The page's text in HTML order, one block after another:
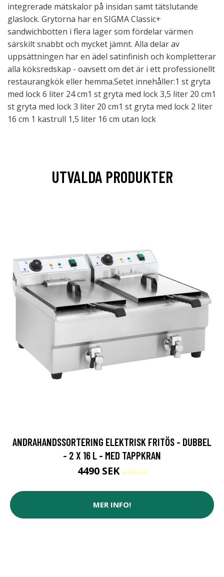
integrerade mätskalor på insidan samt tätslutande
glaslock. Grytorna har en SIGMA Classic+
sandwichbotten i flera lager som fördelar värmen
särskilt snabbt och mycket jämnt. Alla delar av
uppsättningen har en ädel satinfinish och kompletterar
alla köksredskap - oavsett om det är i ett professionellt
restaurangkök eller hemma.Setet innehåller:1 st gryta
med lock 6 liter 24 cm1 st gryta med lock 3,5 liter 20 cm1
st gryta med lock 3 liter 20 cm1 st gryta med lock 2 liter
16 cm 1 kastrull 1,5 liter 16 cm utan lock
UTVALDA PRODUKTER
ANDRAHANDSSORTERING ELEKTRISK FRITÖS - DUBBEL
- 2 X 16 L - MED TAPPKRAN
4490 SEK5499 SEK
MER INFO!